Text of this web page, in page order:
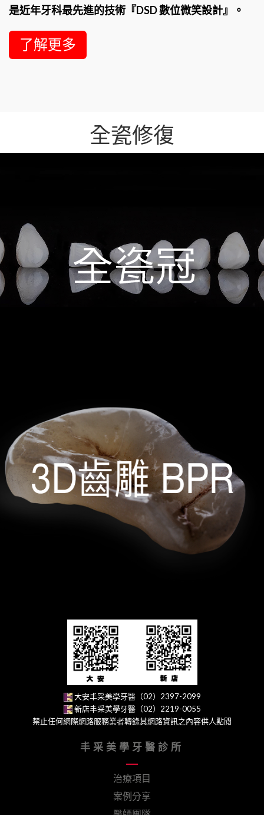
是近年牙科最先進的技術『DSD數位微笑設計』。
了解更多
全瓷修復
大安丰采美學牙醫（02）2397-2099
新店丰采美學牙醫（02）2219-0055
禁止任何網際網路服務業者轉錄其網路資訊之內容供人點閱
丰采美學牙醫診所
治療項目
案例分享